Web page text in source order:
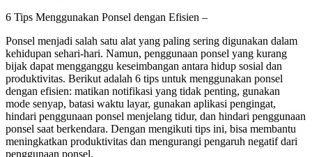
6 Tips Menggunakan Ponsel dengan Efisien –
Ponsel menjadi salah satu alat yang paling sering digunakan dalam
kehidupan sehari-hari. Namun, penggunaan ponsel yang kurang
bijak dapat mengganggu keseimbangan antara hidup sosial dan
produktivitas. Berikut adalah 6 tips untuk menggunakan ponsel
dengan efisien: matikan notifikasi yang tidak penting, gunakan
mode senyap, batasi waktu layar, gunakan aplikasi pengingat,
hindari penggunaan ponsel menjelang tidur, dan hindari penggunaan
ponsel saat berkendara. Dengan mengikuti tips ini, bisa membantu
meningkatkan produktivitas dan mengurangi pengaruh negatif dari
penggunaan ponsel.